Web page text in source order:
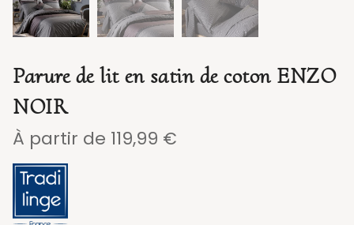
Parure de lit en satin de coton ENZO
NOIR
À partir de 119,99 €